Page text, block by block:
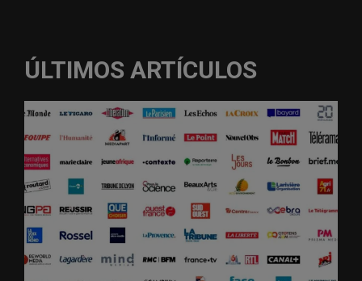
ÚLTIMOS ARTÍCULOS